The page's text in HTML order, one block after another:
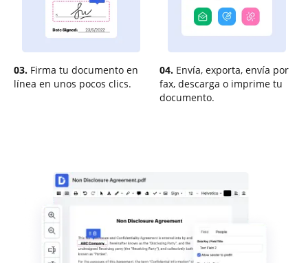
03. Firma tu documento en
línea en unos pocos clics.
04. Envía, exporta, envía por
fax, descarga o imprime tu
documento.